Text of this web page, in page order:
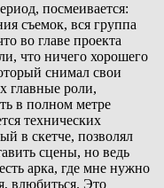
посмеивается:
съемок, вся группа
во главе проекта
что ничего хорошего
снимал свои
главные роли,
в полном метре
технических
в скетче, позволял
сцены, но ведь
арка, где мне нужно
влюбиться. Это